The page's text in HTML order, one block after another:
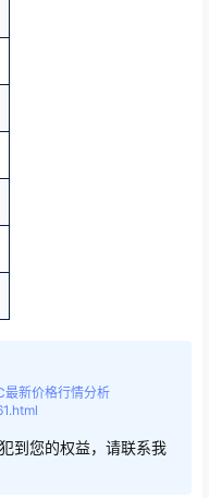
新价格行情分析
到您的权益，请联系我